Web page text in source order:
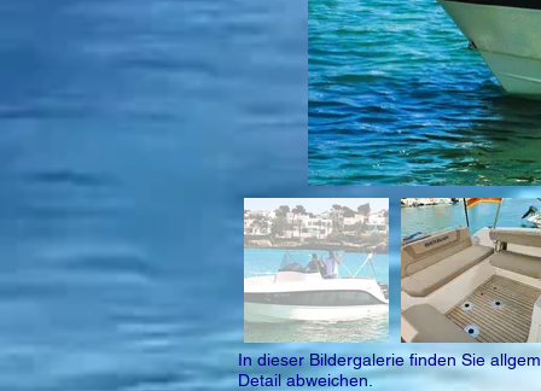
In dieser Bildergalerie finden Sie
Detail abweichen.